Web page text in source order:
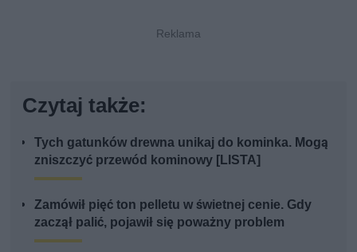
Czytaj także:
Tych gatunków drewna unikaj do kominka. Mogą
zniszczyć przewód kominowy [LISTA]
Zamówił pięć ton pelletu w świetnej cenie. Gdy
zaczął palić, pojawił się poważny problem